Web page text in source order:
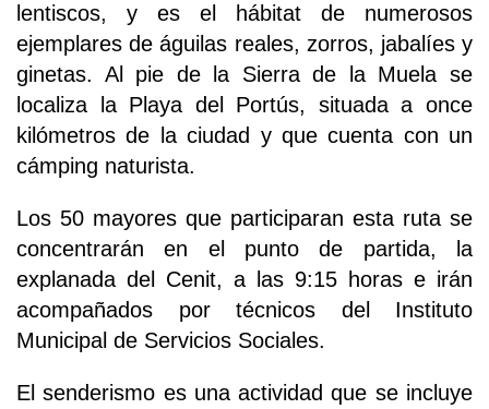
lentiscos, y es el hábitat de numerosos
ejemplares de águilas reales, zorros, jabalíes y
ginetas. Al pie de la Sierra de la Muela se
localiza la Playa del Portús, situada a once
kilómetros de la ciudad y que cuenta con un
cámping naturista.
Los 50 mayores que participaran esta ruta se
concentrarán en el punto de partida, la
explanada del Cenit, a las 9:15 horas e irán
acompañados por técnicos del Instituto
Municipal de Servicios Sociales.
El senderismo es una actividad que se incluye